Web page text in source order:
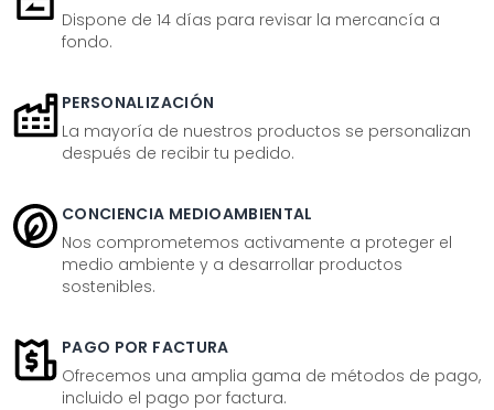
Dispone de 14 días para revisar la mercancía a
fondo.
PERSONALIZACIÓN
La mayoría de nuestros productos se personalizan
después de recibir tu pedido.
CONCIENCIA MEDIOAMBIENTAL
Nos comprometemos activamente a proteger el
medio ambiente y a desarrollar productos
sostenibles.
PAGO POR FACTURA
Ofrecemos una amplia gama de métodos de pago,
incluido el pago por factura.